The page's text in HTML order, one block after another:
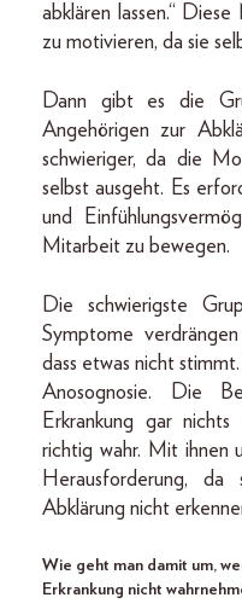
abklären lassen.“
zu motivieren, da sie
Dann gibt es die
Angehörigen zur
schwieriger, da die
selbst ausgeht. Es
und
Mitarbeit zu bewegen.
Die schwierigste
Symptome
dass etwas nicht
Anosognosie. Die
Erkrankung gar
richtig wahr. Mit ihnen
Herausforderung,
Abklärung nicht
Wie geht man damit um,
Erkrankung nicht